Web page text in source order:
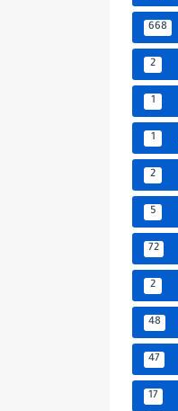
668
2
1
1
2
5
72
2
48
47
17